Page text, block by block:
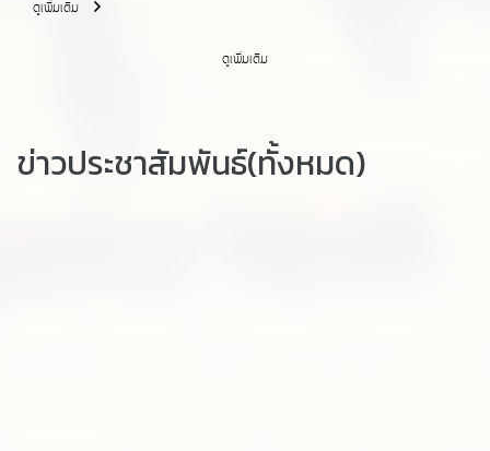
ดูเพิ่มเติม
ดูเพิ่มเติม
ข่าวประชาสัมพันธ์(ทั้งหมด)